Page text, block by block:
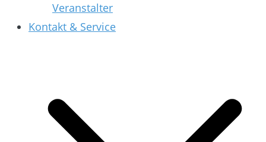
Veranstalter
Kontakt & Service